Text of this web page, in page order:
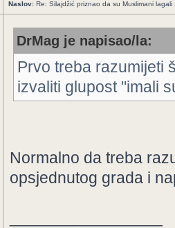
Naslov: Re: Silajdžić priznao da su Muslimani lagali
DrMag je napisao/la:
Prvo treba razumijeti
izvaliti glupost "imali
Normalno da treba
opsjednutog grada i